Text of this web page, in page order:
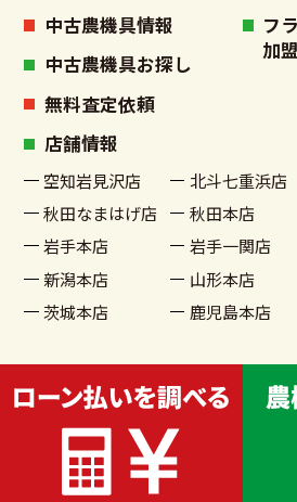
中古農機具情報
中古農機具お探し
無料査定依頼
フ
加
店舗情報
空知岩見沢店 北斗七重浜店
秋田なまはげ店
秋田本店
岩手本店
岩手一関店
新潟本店
山形本店
茨城本店
鹿児島本店
古物商許可番号 宮城県公安委員会許可
© 2022 農機具買取販売 農家